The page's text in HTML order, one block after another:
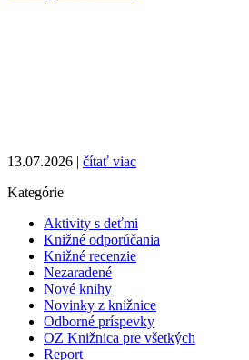
13.07.2026 | čítať viac
Kategórie
Aktivity s deťmi
Knižné odporúčania
Knižné recenzie
Nezaradené
Nové knihy
Novinky z knižnice
Odborné príspevky
OZ Knižnica pre všetkých
Report